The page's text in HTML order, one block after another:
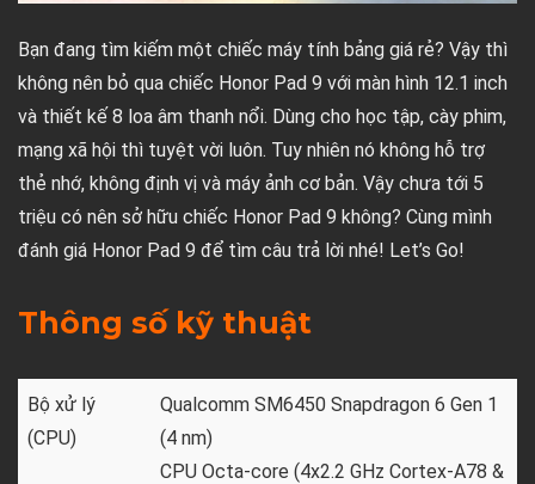
Bạn đang tìm kiếm một chiếc máy tính bảng giá rẻ? Vậy thì
không nên bỏ qua chiếc Honor Pad 9 với màn hình 12.1 inch
và thiết kế 8 loa âm thanh nổi. Dùng cho học tập, cày phim,
mạng xã hội thì tuyệt vời luôn. Tuy nhiên nó không hỗ trợ
thẻ nhớ, không định vị và máy ảnh cơ bản. Vậy chưa tới 5
triệu có nên sở hữu chiếc Honor Pad 9 không? Cùng mình
đánh giá Honor Pad 9 để tìm câu trả lời nhé! Let’s Go!
Thông số kỹ thuật
Bộ xử lý
(CPU)
Qualcomm SM6450 Snapdragon 6 Gen 1
(4 nm)
CPU Octa-core (4x2.2 GHz Cortex-A78 &